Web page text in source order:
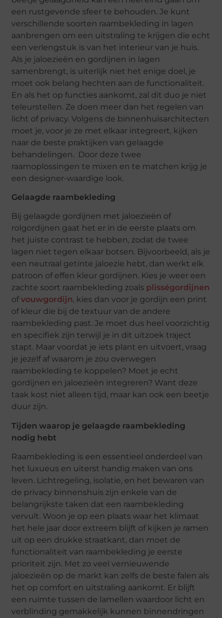
een rustgevende sfeer te behouden. Je kunt
verschillende soorten raambekleding in lagen
aanbrengen om een uitstraling te krijgen die echt
een verlengstuk is van het interieur van je huis.
Als je jaloezieën en gordijnen in lagen
samenbrengt, is uiterlijk niet het enige doel, je
moet ook belang hechten aan de functionaliteit.
En als het op functies aankomt, zal dit duo je niet
teleurstellen. Ze doen meer dan het regelen van
licht of privacy. Volgens de binnenhuisarchitecten
moet je, voor je ze met elkaar integreert, kijken
naar de beste praktijken van gelaagde
behandelingen. Door deze twee
raamoplossingen te mixen en te matchen krijg je
een designer-waardige look.
Gelaagde raambekleding
Bij gelaagde gordijnen met jaloezieën of
rolgordijnen gaat het er in de eerste plaats om
het juiste contrast te hebben, zodat de twee
lagen niet tegen elkaar botsen. Bijvoorbeeld, als je
een neutraal getinte jaloezie hebt, dan werkt elk
patroon of effen kleur gordijnen. Kies je weer een
zachte soort raambekleding zoals plisségordijnen
ofvouwgordijn, kies dan voor je gordijn een print
of kleur die bij de textuur van de andere
raambekleding past. Je moet dus heel voorzichtig
en specifiek zijn terwijl je in dit uitzoek traject
stapt. Maar voordat je iets plant en uitvoert, vraag
je jezelf af waarom je zou overwegen
raambekleding te koppelen? Moet je echt
gordijnen en jaloezieën integreren? Want deze
taak kost niet alleen tijd, maar kan ook een beetje
duur zijn.
Tijden waarop je gelaagde raambekleding
nodig hebt
Raambekleding is een essentieel onderdeel van
het luxueus en uiterst handig maken van ons
leven. Lichtregeling, isolatie, en het bewaren van
de privacy binnenshuis zijn enkele van de
belangrijkste taken dat een raambekleding
vervult. Woon je op een plaats waar het klimaat
het hele jaar door extreem blijft of kijken je ramen
uit op een drukke straatkant, dan moet de
functionaliteit van raambekleding je eerste
prioriteit zijn. Met zo veel vernieuwende
jaloezieën op de markt kan zelfs de beste falen als
het op comfort en uitstraling aankomt. Er blijft
een ruimte tussen de lamellen waardoor licht en
verblinding gemakkelijk kunnen binnendringen